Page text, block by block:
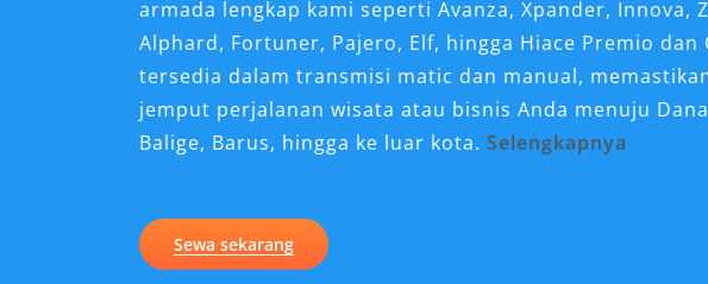
armada lengkap kami seperti Avanza, Xpander, Innova,
Alphard, Fortuner, Pajero, Elf, hingga Hiace Premio dan
tersedia dalam transmisi matic dan manual,
jemput perjalanan wisata atau bisnis Anda menuju
Balige, Barus, hingga ke luar kota.Selengkapnya
Bandara Silangit?
Sewa sekarang